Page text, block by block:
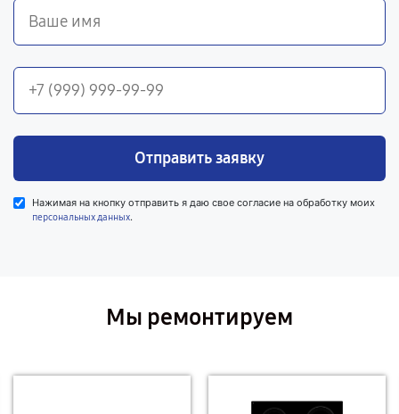
Отправить заявку
Нажимая на кнопку отправить я даю свое согласие на обработку моих
персональных данных.
Мы ремонтируем